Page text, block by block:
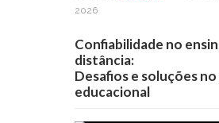
2026
Confiabilidade no
distância:
Desafios e soluções
educacional